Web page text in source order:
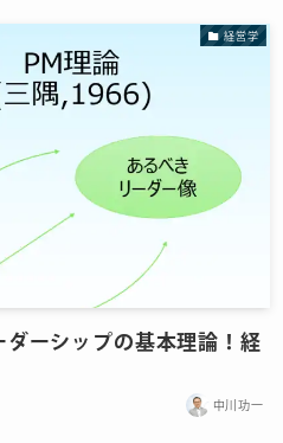
経営学
ダーシップの基本理論！経
中川功一